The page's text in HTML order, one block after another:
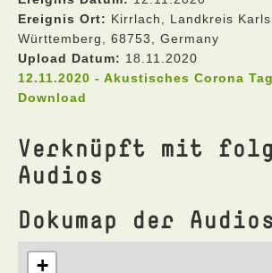
Ereignis Ort: Kirrlach, Landkreis
Württemberg, 68753, Germany
Upload Datum: 18.11.2020
12.11.2020 - Akustisches Corona
Download
Verknüpft mit
Audios
Dokumap der Audios